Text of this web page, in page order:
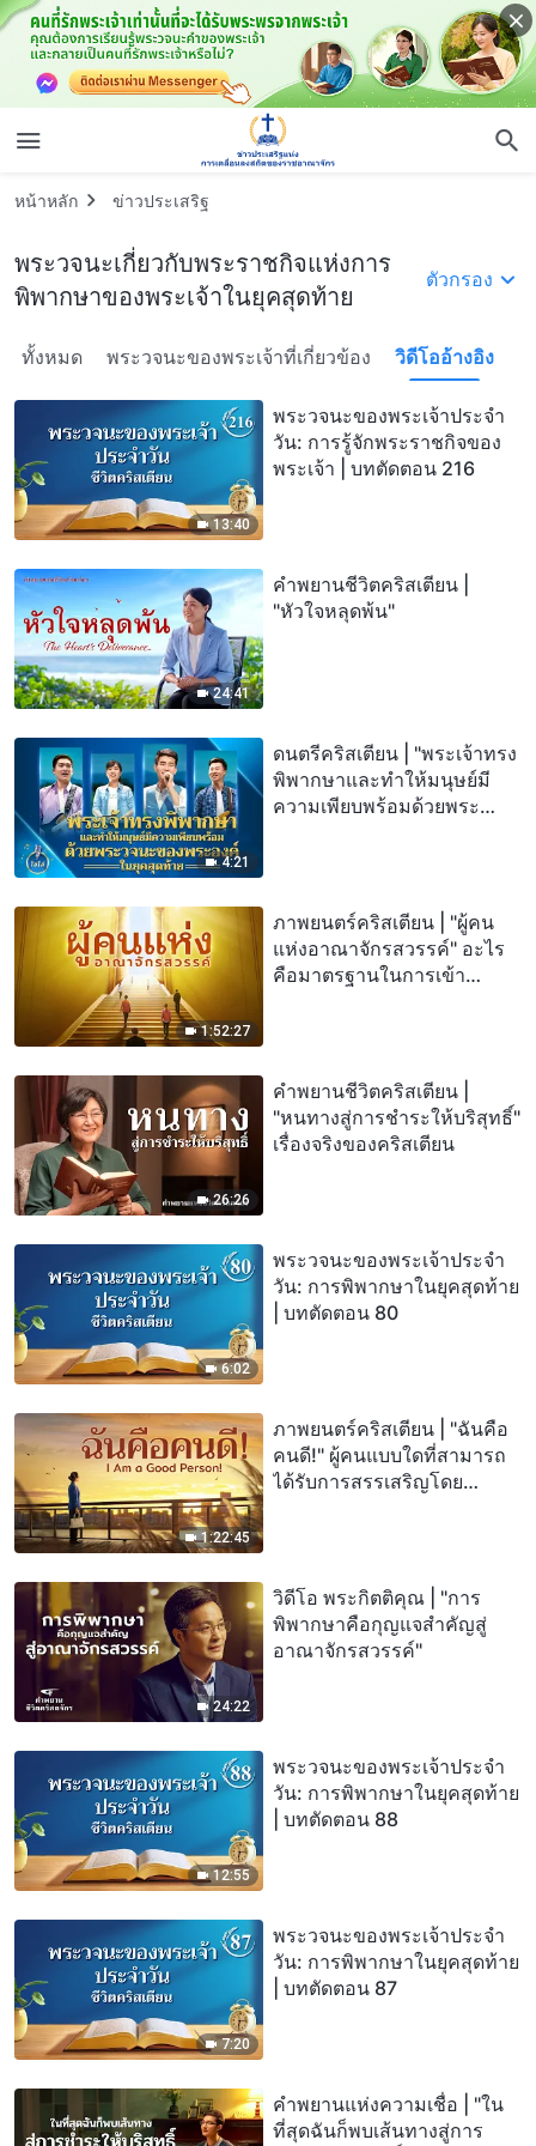
หน้าหลัก ข่าวประเสริฐ
พระวจนะเกี่ยวกับพระราชกิจแห่งการ
พิพากษาของพระเจ้าในยุคสุดท้าย
ตัวกรอง
ทั้งหมด พระวจนะของพระเจ้าที่เกี่ยวข้อง วิดีโออ้างอิง
13:40
พระวจนะของพระเจ้าประจำ
วัน: การรู้จักพระราชกิจของ
พระเจ้า | บทตัดตอน 216
24:41
คำพยานชีวิตคริสเตียน |
"หัวใจหลุดพ้น"
4:21
ดนตรีคริสเตียน | "พระเจ้าทรง
พิพากษาและทำให้มนุษย์มี
ความเพียบพร้อมด้วยพระ
1:52:27
ภาพยนตร์คริสเตียน | "ผู้คน
แห่งอาณาจักรสวรรค์" อะไร
คือมาตรฐานในการเข้า
26:26
คำพยานชีวิตคริสเตียน |
"หนทางสู่การชำระให้บริสุทธิ์"
เรื่องจริงของคริสเตียน
6:02
พระวจนะของพระเจ้าประจำ
วัน: การพิพากษาในยุคสุดท้าย
| บทตัดตอน 80
1:22:45
ภาพยนตร์คริสเตียน | "ฉันคือ
คนดี!" ผู้คนแบบใดที่สามารถ
ได้รับการสรรเสริญโดย
24:22
วิดีโอ พระกิตติคุณ | "การ
พิพากษาคือกุญแจสำคัญสู่
อาณาจักรสวรรค์"
12:55
พระวจนะของพระเจ้าประจำ
วัน: การพิพากษาในยุคสุดท้าย
| บทตัดตอน 88
7:20
พระวจนะของพระเจ้าประจำ
วัน: การพิพากษาในยุคสุดท้าย
| บทตัดตอน 87
คำพยานแห่งความเชื่อ | "ใน
ที่สุดฉันก็พบเส้นทางสู่การ